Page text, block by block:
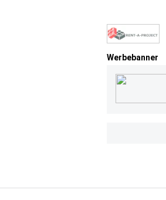
Werbebanner